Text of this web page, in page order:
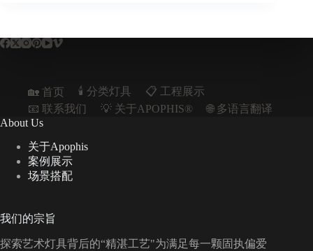
🏡 首页 🕯️ 分类灯具
📋︎ 工程展示
📧 联系我们
💡 关于APOPHIS®
🌐 多语言翻译
About Us
关于Apophis
案例展示
场景搭配
我们的宗旨
探索艺术灯具背后的“精湛工艺"为满足每一颗固执偏爱